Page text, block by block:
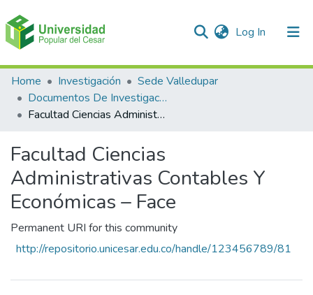
Log In (current)
Communities & Collections
All of DSpace
Home Investigación
Sede Valledupar
Documentos De Investigación
Facultad Ciencias Administrativas Contables Y Económicas – Face
Facultad Ciencias
Administrativas Contables Y
Económicas – Face
Permanent URI for this community
http://repositorio.unicesar.edu.co/handle/123456789/81